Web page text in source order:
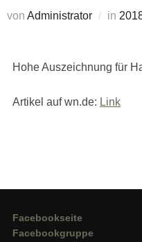
von Administrator in
Hohe Auszeichnung für
Artikel auf wn.de: Link
Facebookseite
Facebookgruppe